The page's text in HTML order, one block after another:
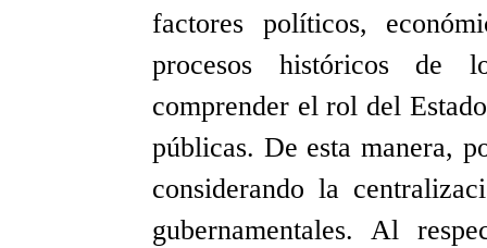
factores políticos,
procesos históricos de
comprender el rol del
públicas. De esta manera,
considerando la
gubernamentales. Al